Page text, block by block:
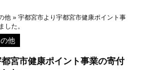
他 » 宇都宮市より宇都宮市健康ポイント事
した。
他
宮市健康ポイント事業の寄付